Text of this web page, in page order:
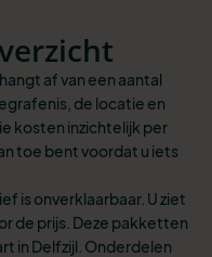
af van een aantal
de locatie en
kosten inzichtelijk per
toe bent voordat u iets
is onverklaarbaar. U ziet
de prijs. Deze pakketten
in Delfzijl. Onderdelen